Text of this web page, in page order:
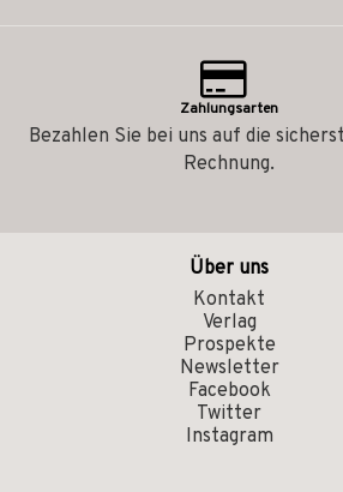
Zahlungsarten
Bezahlen Sie bei uns auf die
Rechnung.
Über uns
Kontakt
Verlag
Prospekte
Newsletter
Facebook
Twitter
Instagram